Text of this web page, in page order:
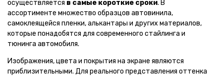
осуществляется в самые короткие сроки. В
ассортименте множество образцов автовинила,
самоклеящейся пленки, алькантары и других материалов,
которые понадобятся для современного стайлинга и
тюнинга автомобиля.
Изображения, цвета и покрытия на экране являются
приблизительными. Для реального представления оттенка